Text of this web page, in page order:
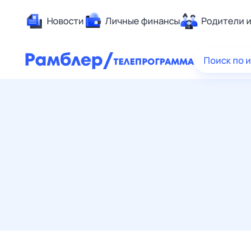
Новости Личные финансы Родители
Поиск по